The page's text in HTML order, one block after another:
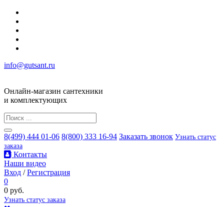
info@gutsant.ru
Онлайн-магазин сантехники
и комплектующих
8(499) 444 01-06 8(800) 333 16-94 Заказать звонок Узнать статус
заказа
Контакты
Наши видео
Вход /Регистрация
0
0 руб.
Узнать статус заказа